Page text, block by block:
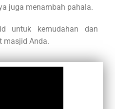
juga menambah pahala.
untuk kemudahan dan
masjid Anda.